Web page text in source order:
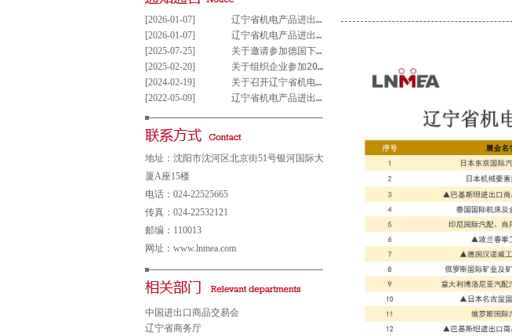
[2026-01-07]
辽宁省机电产品进出口企业联合会党支部参与重大事项决策管理制度(试行)
[2026-01-07]
辽宁省机电产品进出口企业联合会党组织参与决策重大事项清单(试行)
[2025-07-25]
关于邀请参加德国下萨克森州走进中德园活动暨德国汉诺威工业博览会说明会的通知
[2025-02-20]
关于组织企业参加2025年意大利博洛尼亚国际汽车保养、轮胎及维修展览会的通知
[2024-02-19]
关于召开辽宁省机电产品进出口企业 联合会第五届会员大会的通知
[2022-05-09]
辽宁省机电产品进出口企业联合会会费及其他收费公示表
地址：沈阳市沈河区北京街51号银河国际大
厦A座15楼
电话：024-22525665
传真：024-22532121
邮编：110013
网址：www.lnmea.com
中国进出口商品交易会
辽宁省商务厅